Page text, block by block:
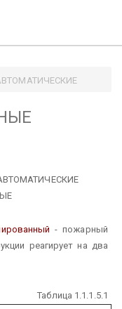
- пожарный
реагирует на два
Таблица 1.1.1.5.1